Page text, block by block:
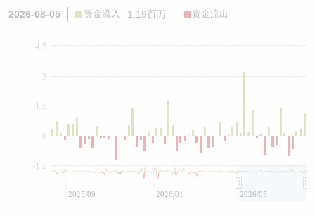
2026-08-05 资金流入 1.19百万 资金流出 -
0
-1.5
1.5
3
4.5
2025/09 2026/01 2026/05